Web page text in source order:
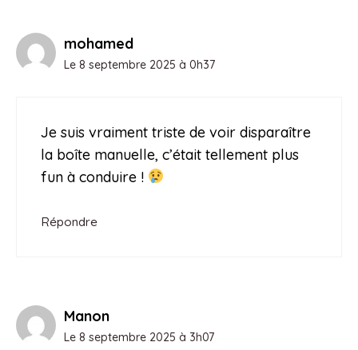
mohamed
Le 8 septembre 2025 à 0h37
Je suis vraiment triste de voir disparaître
la boîte manuelle, c’était tellement plus
fun à conduire !
Répondre
Manon
Le 8 septembre 2025 à 3h07